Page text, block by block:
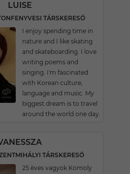
LUISE
TÁRSKERESŐ
I enjoy spending time in
nature and I like skating
and skateboarding. I love
writing poems and
singing. I'm fascinated
with Korean culture,
language and music. My
biggest dream is to travel
around the world one day.
TÁRSKERESŐ
25 èves vagyok Komoly